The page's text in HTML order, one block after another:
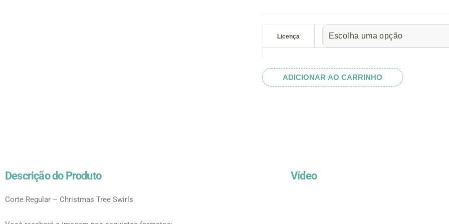
através
R$ 32.82
Licença
ADICIONAR AO CARRINHO
Descrição do Produto
Corte Regular – Christmas Tree Swirls
Vídeo